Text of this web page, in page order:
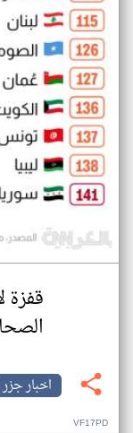
قفزة
اخبار جزر
VF17PD